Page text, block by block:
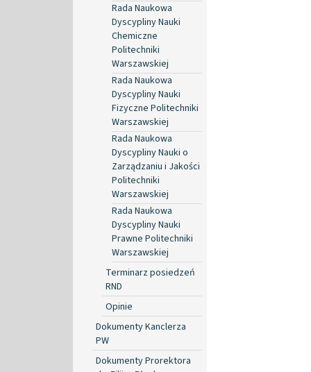
Rada Naukowa
Dyscypliny Nauki
Chemiczne
Politechniki
Warszawskiej
Rada Naukowa
Dyscypliny Nauki
Fizyczne Politechniki
Warszawskiej
Rada Naukowa
Dyscypliny Nauki o
Zarządzaniu i Jakości
Politechniki
Warszawskiej
Rada Naukowa
Dyscypliny Nauki
Prawne Politechniki
Warszawskiej
Terminarz posiedzeń
RND
Opinie
Dokumenty Kanclerza
PW
Dokumenty Prorektora